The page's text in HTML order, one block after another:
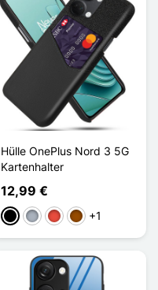
Hülle OnePlus Nord 3 5G
Kartenhalter
12,99 €
Schwarz
GrauRot Braun
+1